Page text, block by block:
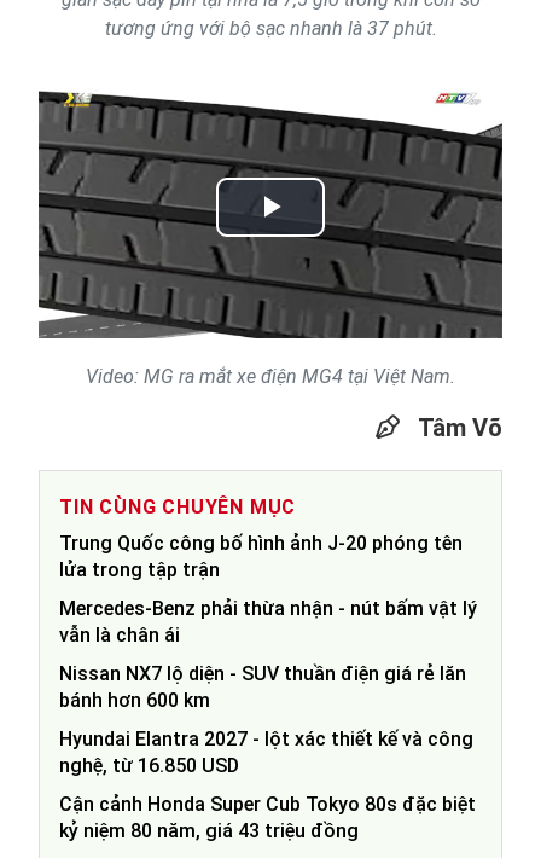
tương ứng với bộ sạc nhanh là 37 phút.
Play
Video
Video: MG ra mắt xe điện MG4 tại Việt Nam.
Tâm Võ
TIN CÙNG CHUYÊN MỤC
Trung Quốc công bố hình ảnh J-20 phóng tên
lửa trong tập trận
Mercedes-Benz phải thừa nhận - nút bấm vật lý
vẫn là chân ái
Nissan NX7 lộ diện - SUV thuần điện giá rẻ lăn
bánh hơn 600 km
Hyundai Elantra 2027 - lột xác thiết kế và công
nghệ, từ 16.850 USD
Cận cảnh Honda Super Cub Tokyo 80s đặc biệt
kỷ niệm 80 năm, giá 43 triệu đồng